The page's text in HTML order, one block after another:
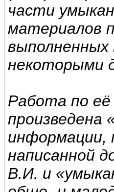
части
материалов
некоторыми
Работа по
произведена
информации,
написанной
В.И. и